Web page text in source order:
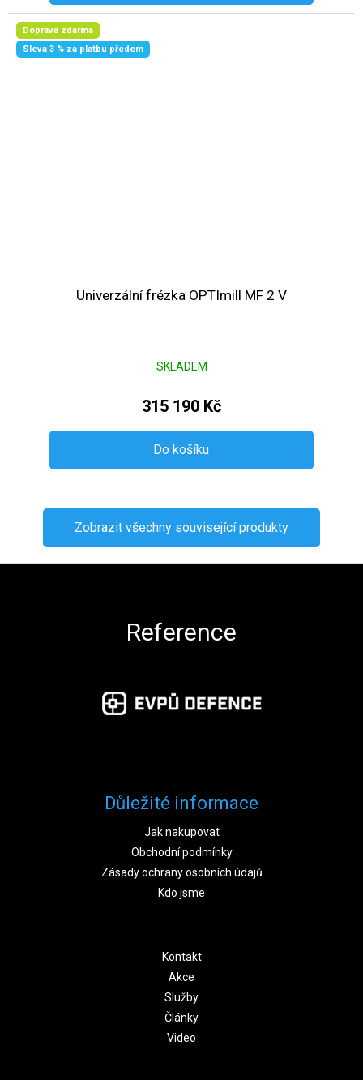
Doprava zdarma
Sleva 3 % za platbu předem
Univerzální frézka OPTImill MF 2 V
SKLADEM
315 190 Kč
Do košíku
Zobrazit všechny související produkty
Reference
Důležité informace
Jak nakupovat
Obchodní podmínky
Zásady ochrany osobních údajů
Kdo jsme
Kontakt
Akce
Služby
Články
Video